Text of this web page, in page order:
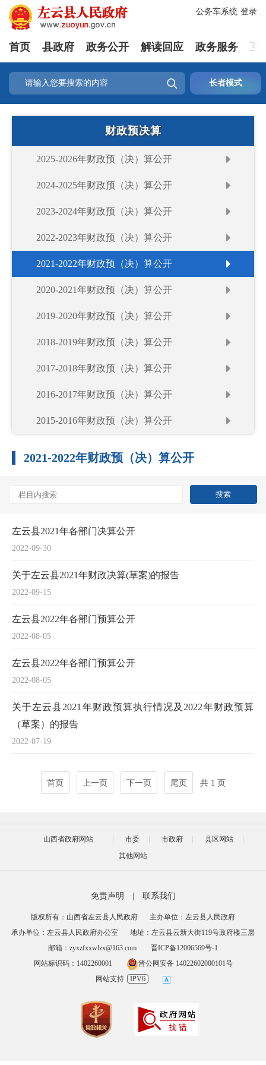
登录
公务车系统
首页 县政府 政务公开 解读回应 政务服务 互
 长者模式
财政预决算
2025-2026年财政预（决）算公开
2024-2025年财政预（决）算公开
2023-2024年财政预（决）算公开
2022-2023年财政预（决）算公开
2021-2022年财政预（决）算公开
2020-2021年财政预（决）算公开
2019-2020年财政预（决）算公开
2018-2019年财政预（决）算公开
2017-2018年财政预（决）算公开
2016-2017年财政预（决）算公开
2015-2016年财政预（决）算公开
2021-2022年财政预（决）算公开
2022-09-30
左云县2021年各部门决算公开
2022-09-15
关于左云县2021年财政决算(草案)的报告
2022-08-05
左云县2022年各部门预算公开
2022-08-05
左云县2022年各部门预算公开
2022-07-19
关于左云县2021年财政预算执行情况及2022年财政预算
（草案）的报告
首页 上一页 下一页 尾页 共 1 页
山西省政府网站 市委 市政府
县区网站
其他网站
免责声明 联系我们
版权所有：山西省左云县人民政府
主办单位：左云县人民政府
承办单位：左云县人民政府办公室
地址：左云县云新大街119号政府楼三层
邮箱：zyxzfxxwlzx@163.com
晋ICP备12006569号-1
网站标识码：1402260001
晋公网安备 14022602000101号
网站支持
IPV6